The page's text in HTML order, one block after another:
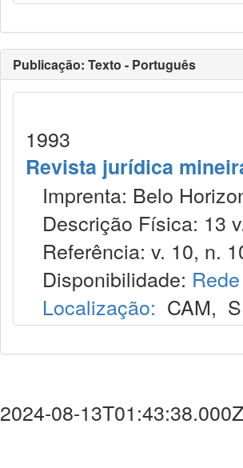
Publicação: Texto - Português
1993
Revista jurídica
Imprenta: Belo
Descrição Física: 13
Referência: v. 10, n.
Disponibilidade:
Localização: CAM,
2024-08-